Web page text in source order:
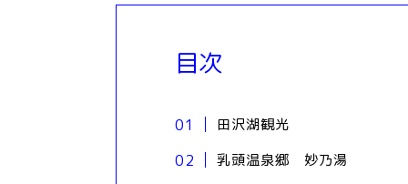
目次
田沢湖観光
乳頭温泉郷 妙乃湯